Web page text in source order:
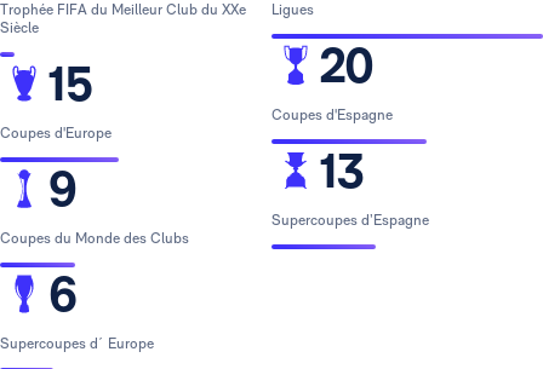
Trophée FIFA du Meilleur Club du XXe
Siècle
15
Coupes d'Europe
9
Coupes du Monde des Clubs
6
Supercoupes d´ Europe
Ligues
20
Coupes d'Espagne
13
Supercoupes d’Espagne